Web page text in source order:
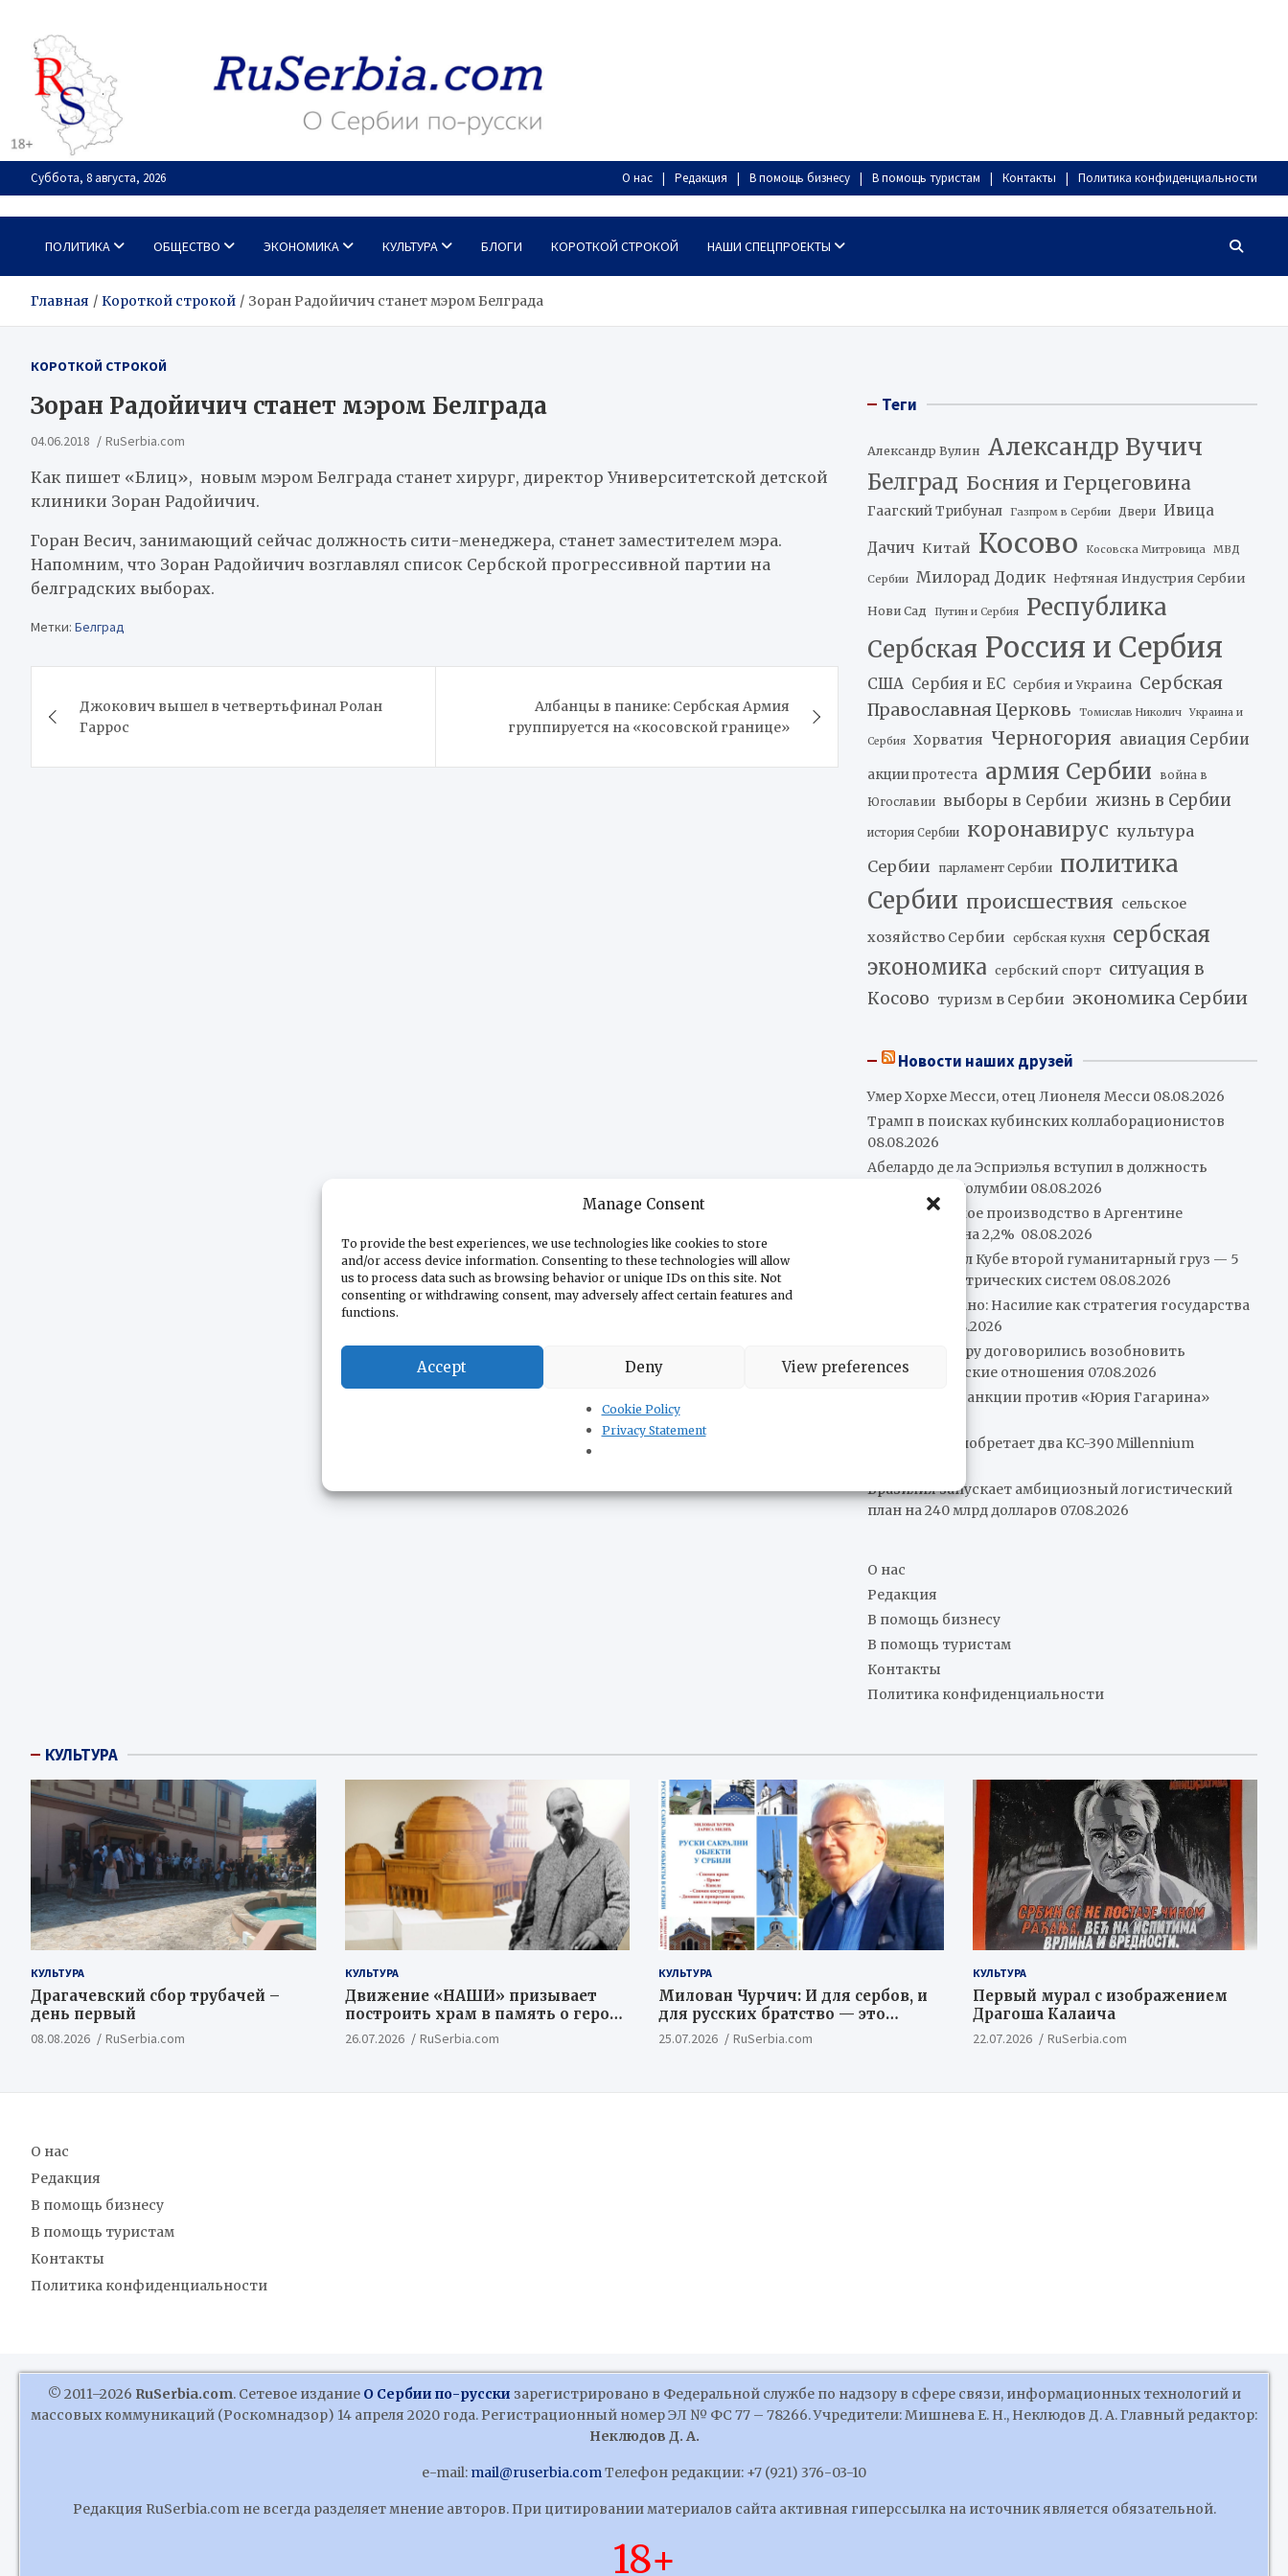
Manage Consent
To provide the best experiences, we use technologies like cookies to store
and/or access device information. Consenting to these technologies will allow
us to process data such as browsing behavior or unique IDs on this site. Not
consenting or withdrawing consent, may adversely affect certain features and
functions.
Accept Deny View preferences
Cookie Policy
Privacy Statement
содержимому
Суббота, 8 августа, 2026 О нас Редакция В помощь бизнесу В помощь туристам Контакты Политика конфиденциальности
RuSerbia.com
О Сербии – по-русски
ПОЛИТИКА
ОБЩЕСТВО ЭКОНОМИКА КУЛЬТУРА БЛОГИ КОРОТКОЙ СТРОКОЙ НАШИ СПЕЦПРОЕКТЫ
Главная Короткой строкой Зоран Радойичич станет мэром Белграда
КОРОТКОЙ СТРОКОЙ
Зоран Радойичич станет мэром Белграда
04.06.2018 RuSerbia.com
Как пишет «Блиц», новым мэром Белграда станет хирург, директор Университетской детской
клиники Зоран Радойичич.
Горан Весич, занимающий сейчас должность сити-менеджера, станет заместителем мэра.
Напомним, что Зоран Радойичич возглавлял список Сербской прогрессивной партии на
белградских выборах.
Метки: Белград
по
записям
Джокович вышел в четвертьфинал Ролан
Гаррос
Албанцы в панике: Сербская Армия
группируется на «косовской границе»
Теги
Александр Вулин Александр Вучич
Белград Босния и Герцеговина
Гаагский Трибунал Газпром в Сербии Двери Ивица
Дачич Китай Косово Косовска Митровица МВД
Сербии Милорад Додик Нефтяная Индустрия Сербии
Нови Сад Путин и Сербия
Республика
Сербская Россия и Сербия
США Сербия и ЕС Сербия и Украина Сербская
Православная Церковь
Томислав Николич Украина и
Сербия Хорватия Черногория авиация Сербии
акции протеста армия Сербии
война в
Югославии
выборы в Сербии жизнь в Сербии
история Сербии коронавирус культура
Сербии
парламент Сербии политика
Сербии происшествия сельское
хозяйство Сербии
сербская кухня сербская
экономика сербский спорт ситуация в
Косово туризм в Сербии экономика Сербии
Новости наших друзей
Умер Хорхе Месси, отец Лионеля Месси 08.08.2026
Трамп в поисках кубинских коллаборационистов
08.08.2026
Абелардо де ла Эсприэлья вступил в должность
президента Колумбии 08.08.2026
Промышленное производство в Аргентине
сократилось на 2,2% 08.08.2026
Китай передал Кубе второй гуманитарный груз — 5
000 фотоэлектрических систем 08.08.2026
Хуан Марторано: Насилие как стратегия государства
07.08.2026
Мексика и Перу договорились возобновить
дипломатические отношения 07.08.2026
США вводят санкции против «Юрия Гагарина»
Колумбия приобретает два KC-390 Millennium
Бразилия запускает амбициозный логистический
план на 240 млрд долларов 07.08.2026
О нас
Редакция
В помощь бизнесу
В помощь туристам
Контакты
Политика конфиденциальности
КУЛЬТУРА
КУЛЬТУРА
Драгачевский сбор трубачей –
день первый
08.08.2026 RuSerbia.com
КУЛЬТУРА
Движение «НАШИ» призывает
построить храм в память о героях
Косовской Битвы
26.07.2026 RuSerbia.com
КУЛЬТУРА
Милован Чурчич: И для сербов, и
для русских братство — это
ценностный и цивилизационный
концепт
25.07.2026 RuSerbia.com
КУЛЬТУРА
Первый мурал с изображением
Драгоша Калаича
22.07.2026 RuSerbia.com
О нас
Редакция
В помощь бизнесу
В помощь туристам
Контакты
Политика конфиденциальности
© 2011–2026 RuSerbia.com. Сетевое издание О Сербии по-русски зарегистрировано в Федеральной службе по надзору в сфере связи, информационных технологий и
массовых коммуникаций (Роскомнадзор) 14 апреля 2020 года. Регистрационный номер ЭЛ № ФС 77 – 78266. Учредители: Мишнева Е. Н., Неклюдов Д. А. Главный редактор:
Неклюдов Д. А.
e-mail: mail@ruserbia.comТелефон редакции: +7 (921) 376-03-10
Редакция RuSerbia.com не всегда разделяет мнение авторов. При цитировании материалов сайта активная гиперссылка на источник является обязательной.
18+